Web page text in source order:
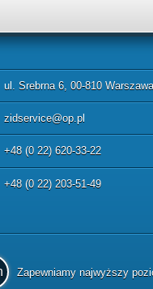
ul. Srebrna 6, 00-810 Warszawa
zidservice@op.pl
+48 (0 22) 620-33-22
+48 (0 22) 203-51-49
Zapewniamy najwyższy